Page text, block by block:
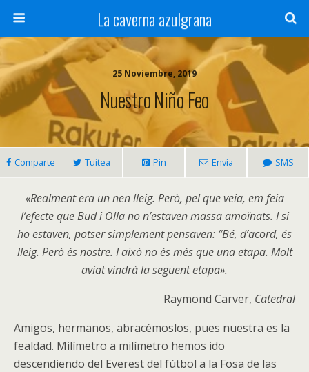
La caverna azulgrana
25 Noviembre, 2019
Nuestro Niño Feo
Comparte Tuitea Pin Envía SMS
«Realment era un nen lleig. Però, pel que veia, em feia
l’efecte que Bud i Olla no n’estaven massa amoïnats. I si
ho estaven, potser simplement pensaven: “Bé, d’acord, és
lleig. Però és nostre. I això no és més que una etapa. Molt
aviat vindrà la següent etapa».
Raymond Carver, Catedral
Amigos, hermanos, abracémoslos, pues nuestra es la
fealdad. Milímetro a milímetro hemos ido
descendiendo del Everest del fútbol a la Fosa de las